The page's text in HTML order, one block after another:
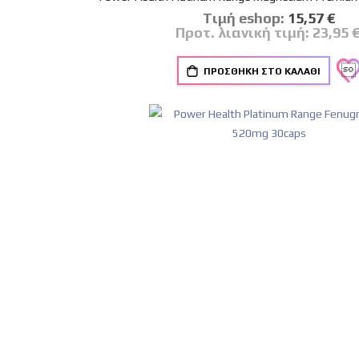
Tιμή eshop: Ειδική
Τιμή
15,57 €
Προτ. λιανική τιμή: 23,95
ΠΡΟΣΘΉΚΗ ΣΤΟ ΚΑΛΆΘΙ